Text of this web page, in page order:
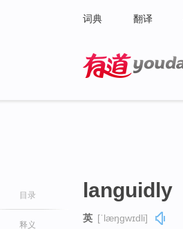
词典 翻译
目录
释义
languidly
英 [ˈlæŋɡwɪdli]